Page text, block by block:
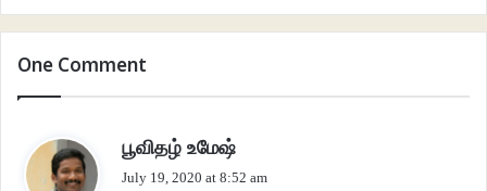
என்னைத் தெரியுமா என்றது
அனைத்து விலங்கும் கூடியே
அதிசய நரியைக் கண்டது
தாங்கள் யாரெனக் கேட்டன
One Comment
பூவிதழ் உமேஷ்
July 19, 2020 at 8:52 am